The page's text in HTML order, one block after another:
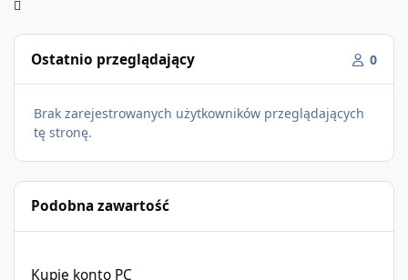
Ostatnio przeglądający 0
Brak zarejestrowanych użytkowników przeglądających
tę stronę.
Podobna zawartość
Kupie konto PC